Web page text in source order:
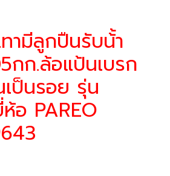
ามีลูกปืนรับน้้า
กก.ล้อแป้นเบรก
ป็นรอย รุ่น
อ PAREO